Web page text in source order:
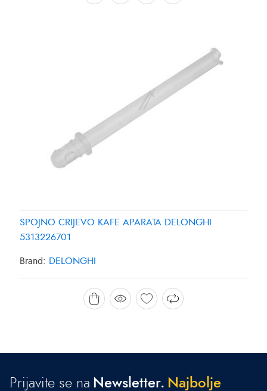
SPOJNO CRIJEVO KAFE APARATA DELONGHI
5313226701
Brand: DELONGHI
Prijavite se na Newsletter. Naj bo je